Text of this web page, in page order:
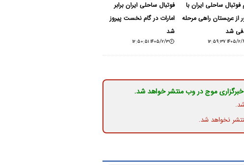
فوتبال ساحلی ایران با
از عربستان راهی مرحله
شد
۲/۶ ۱۲:۵۹:۳۷
فوتبال ساحلی ایران برابر
امارات در گام نخست پیروز
شد
۱۴۰۵/۲/۳ ۱۲:۵۰:۵۱
موج در وب منتشر خواهد شد.
نخواهد شد.